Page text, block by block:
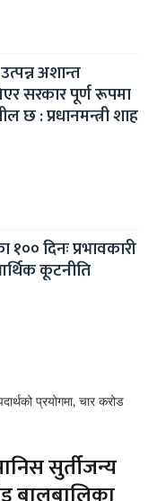
अशान्त
सरकार पूर्ण रूपमा
छ : प्रधानमन्त्री शाह
१०० दिनः प्रभावकारी
कूटनीति
सुर्तीजन्य